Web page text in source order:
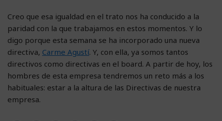
Creo que esa igualdad en el trato nos ha conducido a la
paridad con la que trabajamos en estos momentos. Y lo
digo porque esta semana se ha incorporado una nueva
directiva, Carme Agustí. Y, con ella, ya somos tantos
directivos como directivas en el board. A partir de hoy, los
hombres de esta empresa tendremos un reto más a los
habituales: estar a la altura de las Directivas de nuestra
empresa.